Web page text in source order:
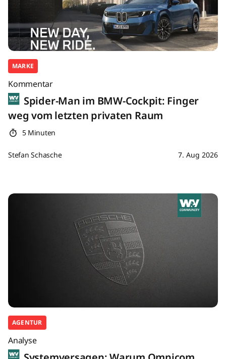
MARKE
Kommentar
Spider-Man im BMW-Cockpit: Finger
weg vom letzten privaten Raum
5 Minuten
Stefan Schasche 7. Aug 2026
AGENTUR
Analyse